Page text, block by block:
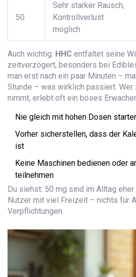
50
Sehr starker Rausch,
Kontrollverlust
möglich
Auch wichtig: HHC entfaltet seine
zeitverzögert, besonders bei
man erst nach ein paar Minuten –
Stunde – was wirklich passiert. Wer
nimmt, erlebt oft ein böses
Nie gleich mit hohen Dosen
Vorher sicherstellen, dass der
ist
Keine Maschinen bedienen oder
teilnehmen
Du siehst: 50 mg sind im Alltag
Nutzer mit viel Freizeit – nichts für
Verpflichtungen.